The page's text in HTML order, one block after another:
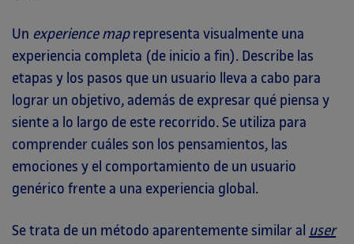
Un experience maprepresenta visualmente una
experiencia completa (de inicio a fin). Describe las
etapas y los pasos que un usuario lleva a cabo para
lograr un objetivo, además de expresar qué piensa y
siente a lo largo de este recorrido. Se utiliza para
comprender cuáles son los pensamientos, las
emociones y el comportamiento de un usuario
genérico frente a una experiencia global.
Se trata de un método aparentemente similar al user